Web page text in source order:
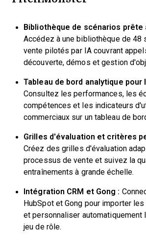
Bibliothèque de scénarios prête
Accédez à une bibliothèque de 48
vente pilotés par IA couvrant
découverte, démos et gestion
Tableau de bord analytique pour
Consultez les performances, les
compétences et les indicateurs
commerciaux sur un tableau de
Grilles d'évaluation et critères
Créez des grilles d'évaluation
processus de vente et suivez la
entraînements à grande échelle.
Intégration CRM et Gong :
HubSpot et Gong pour importer
et personnaliser automatiquement
jeu de rôle.